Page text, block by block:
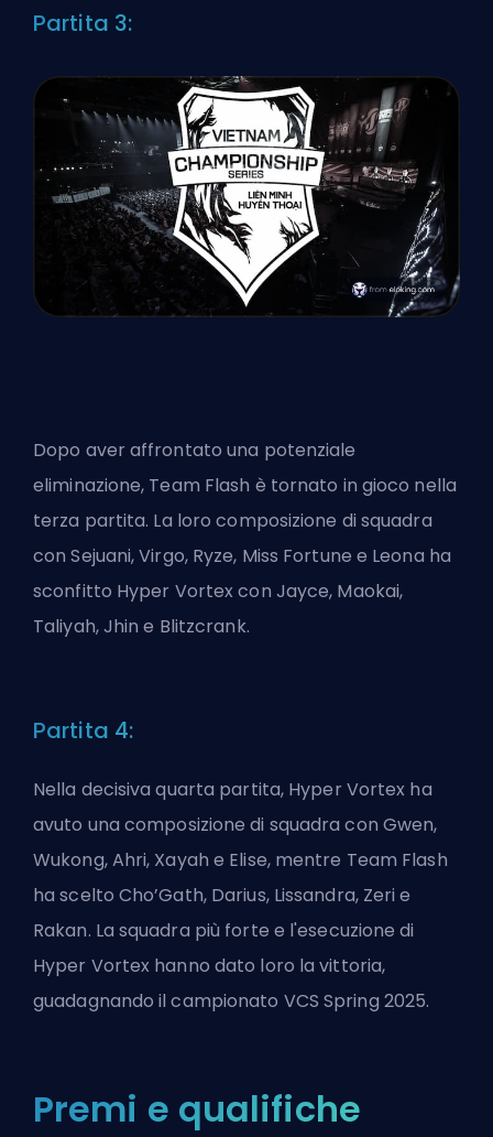
Partita 3:
Dopo aver affrontato una potenziale
eliminazione, Team Flash è tornato in gioco nella
terza partita. La loro composizione di squadra
con Sejuani, Virgo, Ryze, Miss Fortune e Leona ha
sconfitto Hyper Vortex con Jayce, Maokai,
Taliyah, Jhin e Blitzcrank.
Partita 4:
Nella decisiva quarta partita, Hyper Vortex ha
avuto una composizione di squadra con Gwen,
Wukong, Ahri, Xayah e Elise, mentre Team Flash
ha scelto Cho’Gath, Darius, Lissandra, Zeri e
Rakan. La squadra più forte e l'esecuzione di
Hyper Vortex hanno dato loro la vittoria,
guadagnando il campionato VCS Spring 2025.
Premi e qualifiche